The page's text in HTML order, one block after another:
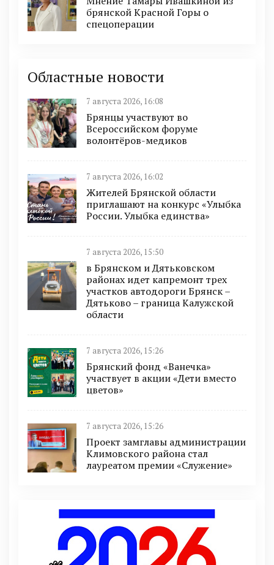
брянской Красной Горы о
спецоперации
Областные новости
7 августа 2026, 16:08
Брянцы участвуют во
Всероссийском форуме
волонтёров-медиков
7 августа 2026, 16:02
Жителей Брянской области
приглашают на конкурс «Улыбка
России. Улыбка единства»
7 августа 2026, 15:50
в Брянском и Дятьковском
районах идет капремонт трех
участков автодороги Брянск –
Дятьково – граница Калужской
области
7 августа 2026, 15:26
Брянский фонд «Ванечка»
участвует в акции «Дети вместо
цветов»
7 августа 2026, 15:26
Проект замглавы администрации
Климовского района стал
лауреатом премии «Служение»